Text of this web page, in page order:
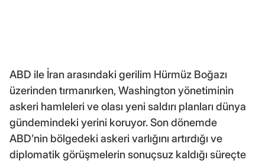
ABD ile İran arasındaki gerilim Hürmüz Boğazı
üzerinden tırmanırken, Washington yönetiminin
askeri hamleleri ve olası yeni saldırı planları dünya
gündemindeki yerini koruyor. Son dönemde
ABD’nin bölgedeki askeri varlığını artırdığı ve
diplomatik görüşmelerin sonuçsuz kaldığı süreçte